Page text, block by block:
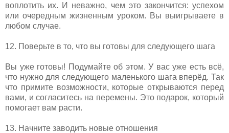
воплотить их. И неважно, чем это закончится: успехом
или очередным жизненным уроком. Вы выигрываете в
любом случае.
12. Поверьте в то, что вы готовы для следующего шага
Вы уже готовы! Подумайте об этом. У вас уже есть всё,
что нужно для следующего маленького шага вперёд. Так
что примите возможности, которые открываются перед
вами, и согласитесь на перемены. Это подарок, который
помогает вам расти.
13. Начните заводить новые отношения